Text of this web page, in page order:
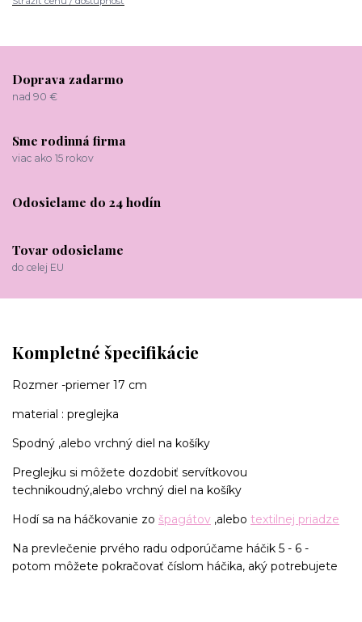
Doprava zadarmo
nad 90 €
Sme rodinná firma
viac ako 15 rokov
Odosielame do 24 hodín
Tovar odosielame
do celej EU
Kompletné špecifikácie
Rozmer -priemer 17 cm
material : preglejka
Spodný ,alebo vrchný diel na košíky
Preglejku si môžete dozdobiť servítkovou
technikoudný,alebo vrchný diel na košíky
Hodí sa na háčkovanie zo špagátov ,alebo textilnej priadze
Na prevlečenie prvého radu odporúčame háčik 5 - 6 -
potom môžete pokračovať číslom háčika, aký potrebujete